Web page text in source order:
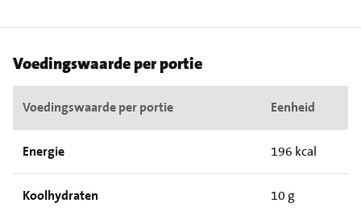
Voedingswaarde per portie
Voedingswaarde per portie Eenheid
Energie 196 kcal
Koolhydraten 10 g